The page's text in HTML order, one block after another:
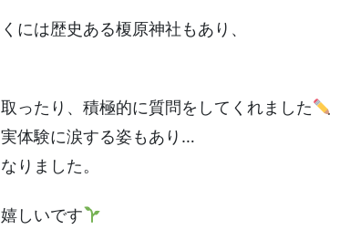
には歴史ある榎原神社もあり、
ったり、積極的に質問をしてくれました
体験に涙する姿もあり…
りました。
しいです